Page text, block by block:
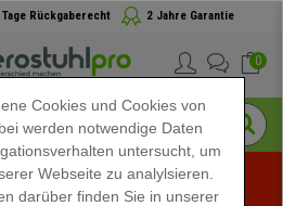
Tage Rückgaberecht 2 Jahre Garantie
0
Cookies und Cookies von
werden notwendige Daten
untersucht, um
Webseite zu analylsieren.
darüber finden Sie in unserer